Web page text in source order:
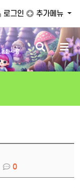
로그인 추가메뉴
동화사랑
검
색
버
튼
메
뉴
버
튼
0